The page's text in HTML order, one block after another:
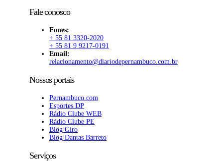
Fale conosco
Fones:
+ 55 81 3320-2020
+ 55 81 9 9217-0191
Email:
relacionamento@diariodepernambuco.com.br
Nossos portais
Pernambuco.com
Esportes DP
Rádio Clube WEB
Rádio Clube PE
Blog Giro
Blog Dantas Barreto
Serviços